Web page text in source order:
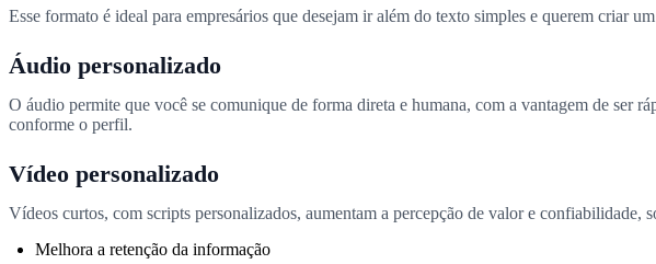
Esse formato é ideal para empresários que desejam ir além do texto simples e querem criar
Áudio personalizado
O áudio permite que você se comunique de forma direta e humana, com a vantagem de ser
conforme o perfil.
Vídeo personalizado
Vídeos curtos, com scripts personalizados, aumentam a percepção de valor e confiabilidade,
Melhora a retenção da informação